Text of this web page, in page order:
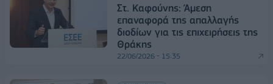
Στ. Καφούνης: Άμεση
επαναφορά της απαλλαγής
διοδίων για τις επιχειρήσεις της
Θράκης
22/06/2026 - 15:35